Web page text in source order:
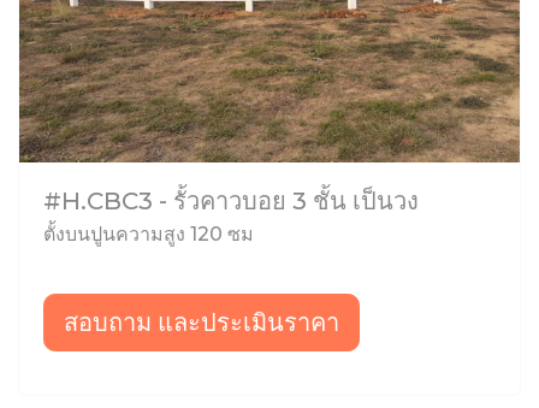
#H.CBC3 - รั้วคาวบอย 3 ชั้น เป็นวง
ตั้งบนปูนความสูง 120 ซม
สอบถาม และประเมินราคา